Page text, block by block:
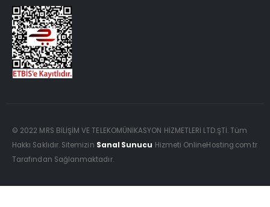
© 2022 MRS BİLİŞİM VE TELEKOMÜNİKASYON HİZMETLERİ LTD.ŞTİ. Tüm
Hakkı Saklıdır. Sitemizin Sanal Sunucu Hizmeti OnlineHosting.com.tr
Tarafından Sağlanmaktadır.